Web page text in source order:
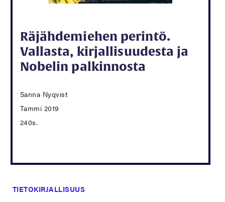
Räjähdemiehen perintö.
Vallasta, kirjallisuudesta ja
Nobelin palkinnosta
Sanna Nyqvist
Tammi 2019
240s.
TIETOKIRJALLISUUS